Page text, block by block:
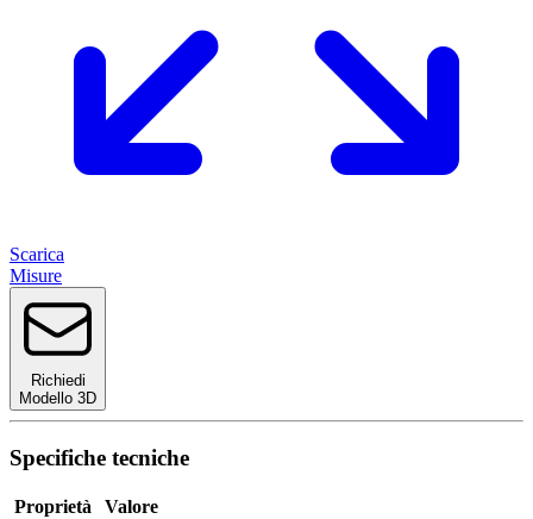
Scarica
Misure
Richiedi
Modello 3D
Specifiche tecniche
Proprietà
Valore